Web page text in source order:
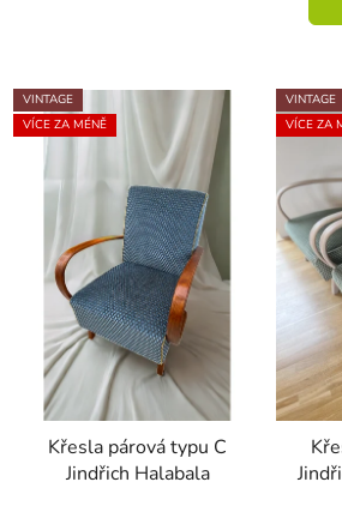
VINTAGE
VÍCE ZA MÉNĚ
Křesla párová typu C
Jindřich Halabala
VINTAGE
VÍCE ZA